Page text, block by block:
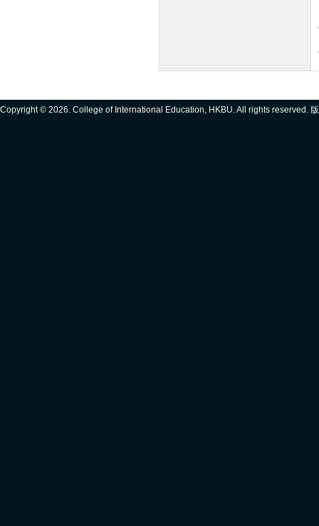
Copyright © 2026. College of International Education, HKBU. All rights reserved.